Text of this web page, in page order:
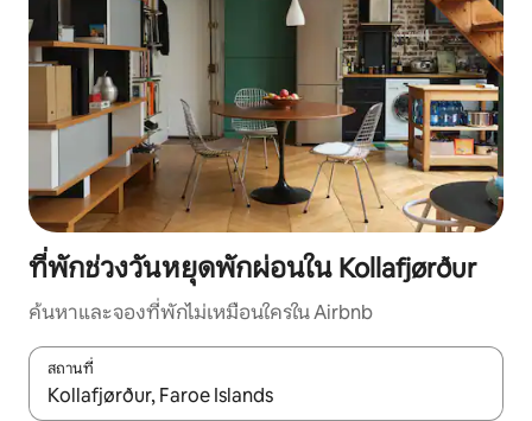
ที่พักช่วงวันหยุดพักผ่อนใน Kollafjørður
ค้นหาและจองที่พักไม่เหมือนใครใน Airbnb
สถานที่
ใช้ลูกศรขึ้นลง หรือใช้การสัมผัสหรือปัด เพื่อสำรวจผลการค้นหา